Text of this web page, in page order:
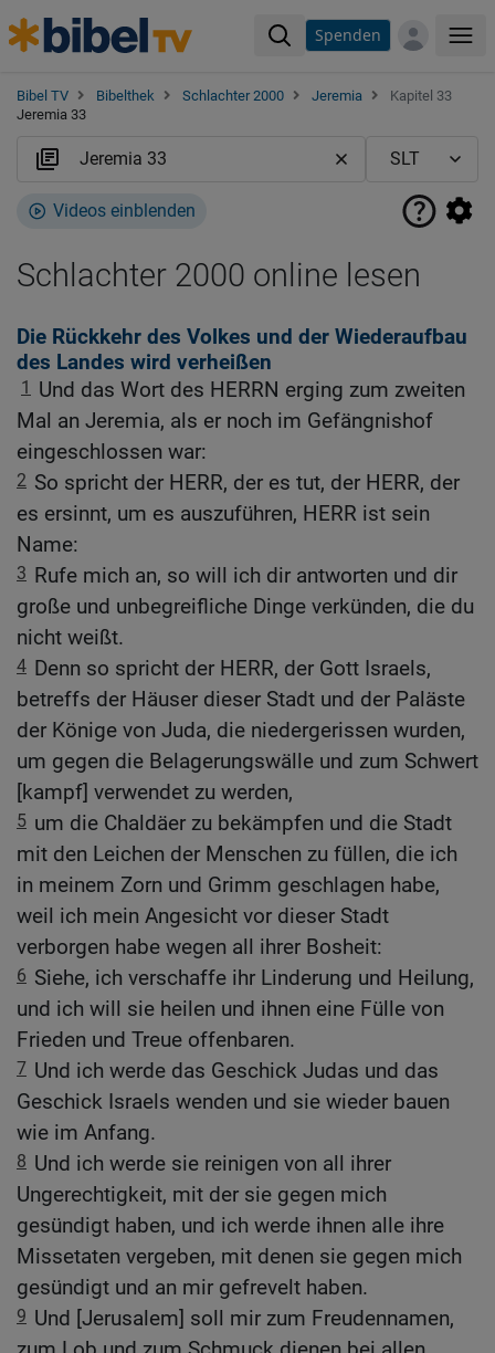
Spenden
Bibel TV Bibelthek Schlachter 2000 Jeremia
Kapitel 33
Jeremia 33
Videos einblenden
Schlachter 2000 online lesen
Die Rückkehr des Volkes und der Wiederaufbau
des Landes wird verheißen
1
Und das Wort des HERRN erging zum zweiten
Mal an Jeremia, als er noch im Gefängnishof
eingeschlossen war:
2 So spricht der HERR, der es tut, der HERR, der
es ersinnt, um es auszuführen, HERR ist sein
Name:
3 Rufe mich an, so will ich dir antworten und dir
große und unbegreifliche Dinge verkünden, die du
nicht weißt.
4 Denn so spricht der HERR, der Gott Israels,
betreffs der Häuser dieser Stadt und der Paläste
der Könige von Juda, die niedergerissen wurden,
um gegen die Belagerungswälle und zum Schwert
[kampf] verwendet zu werden,
5 um die Chaldäer zu bekämpfen und die Stadt
mit den Leichen der Menschen zu füllen, die ich
in meinem Zorn und Grimm geschlagen habe,
weil ich mein Angesicht vor dieser Stadt
verborgen habe wegen all ihrer Bosheit:
6 Siehe, ich verschaffe ihr Linderung und Heilung,
und ich will sie heilen und ihnen eine Fülle von
Frieden und Treue offenbaren.
7 Und ich werde das Geschick Judas und das
Geschick Israels wenden und sie wieder bauen
wie im Anfang.
8 Und ich werde sie reinigen von all ihrer
Ungerechtigkeit, mit der sie gegen mich
gesündigt haben, und ich werde ihnen alle ihre
Missetaten vergeben, mit denen sie gegen mich
gesündigt und an mir gefrevelt haben.
9 Und [Jerusalem] soll mir zum Freudennamen,